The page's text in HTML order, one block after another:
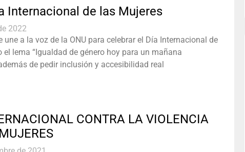
Internacional de las Mujeres
2022
une a la voz de la ONU para celebrar el Día Internacional de
el lema “Igualdad de género hoy para un mañana
de pedir inclusión y accesibilidad real
CONTRA LA VIOLENCIA